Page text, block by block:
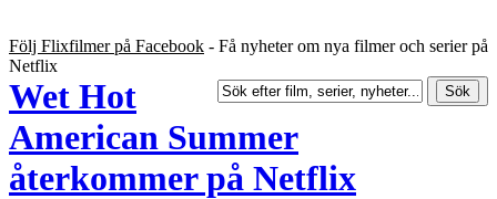
Följ Flixfilmer på Facebook - Få nyheter om nya filmer och serier på
Netflix
Wet Hot
American Summer
återkommer på Netflix